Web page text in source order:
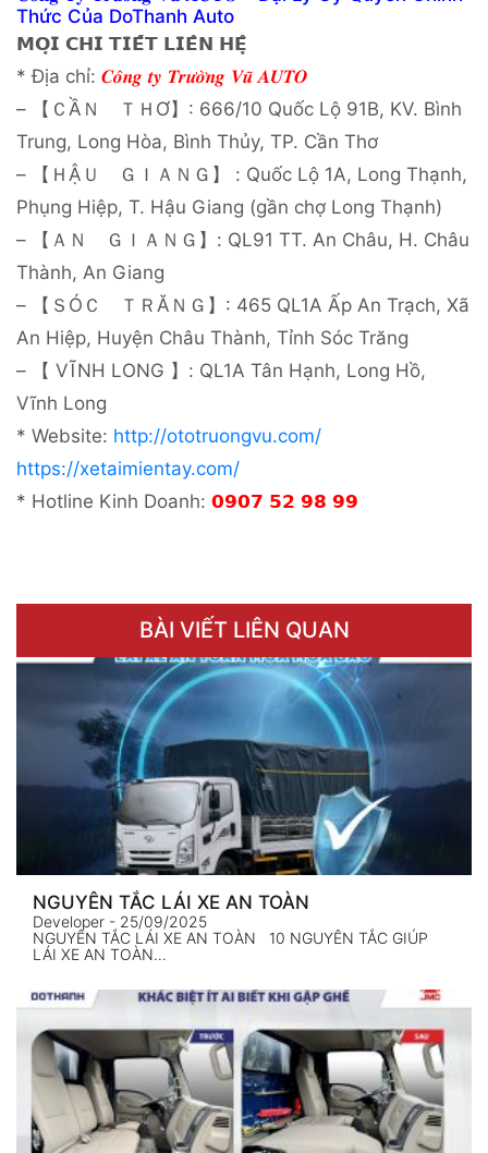
Thức Của DoThanh Auto
𝗠𝗢̣𝗜 𝗖𝗛𝗜 𝗧𝗜𝗘̂́𝗧 𝗟𝗜𝗘̂𝗡 𝗛𝗘̣̂
* Địa chỉ: 𝑪𝒐̂𝒏𝒈 𝒕𝒚 𝑻𝒓𝒖̛𝒐̛̀𝒏𝒈 𝑽𝒖̃ 𝑨𝑼𝑻𝑶
– 【ＣẦＮ ＴＨƠ】: 666/10 Quốc Lộ 91B, KV. Bình
Trung, Long Hòa, Bình Thủy, TP. Cần Thơ
– 【ＨẬＵ ＧＩＡＮＧ】 : Quốc Lộ 1A, Long Thạnh,
Phụng Hiệp, T. Hậu Giang (gần chợ Long Thạnh)
– 【ＡＮ ＧＩＡＮＧ】: QL91 TT. An Châu, H. Châu
Thành, An Giang
– 【ＳÓＣ ＴＲĂＮＧ】: 465 QL1A Ấp An Trạch, Xã
An Hiệp, Huyện Châu Thành, Tỉnh Sóc Trăng
– 【 VĨNH LONG 】: QL1A Tân Hạnh, Long Hồ,
Vĩnh Long
* Website: http://ototruongvu.com/
https://xetaimientay.com/
* Hotline Kinh Doanh: 𝟬𝟵𝟬𝟳 𝟱𝟮 𝟵𝟴 𝟵𝟵
BÀI VIẾT LIÊN QUAN
NGUYÊN TẮC LÁI XE AN TOÀN
Developer - 25/09/2025
NGUYÊN TẮC LÁI XE AN TOÀN 10 NGUYÊN TẮC GIÚP
LÁI XE AN TOÀN…